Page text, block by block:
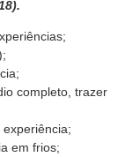
completo, trazer
em frios;